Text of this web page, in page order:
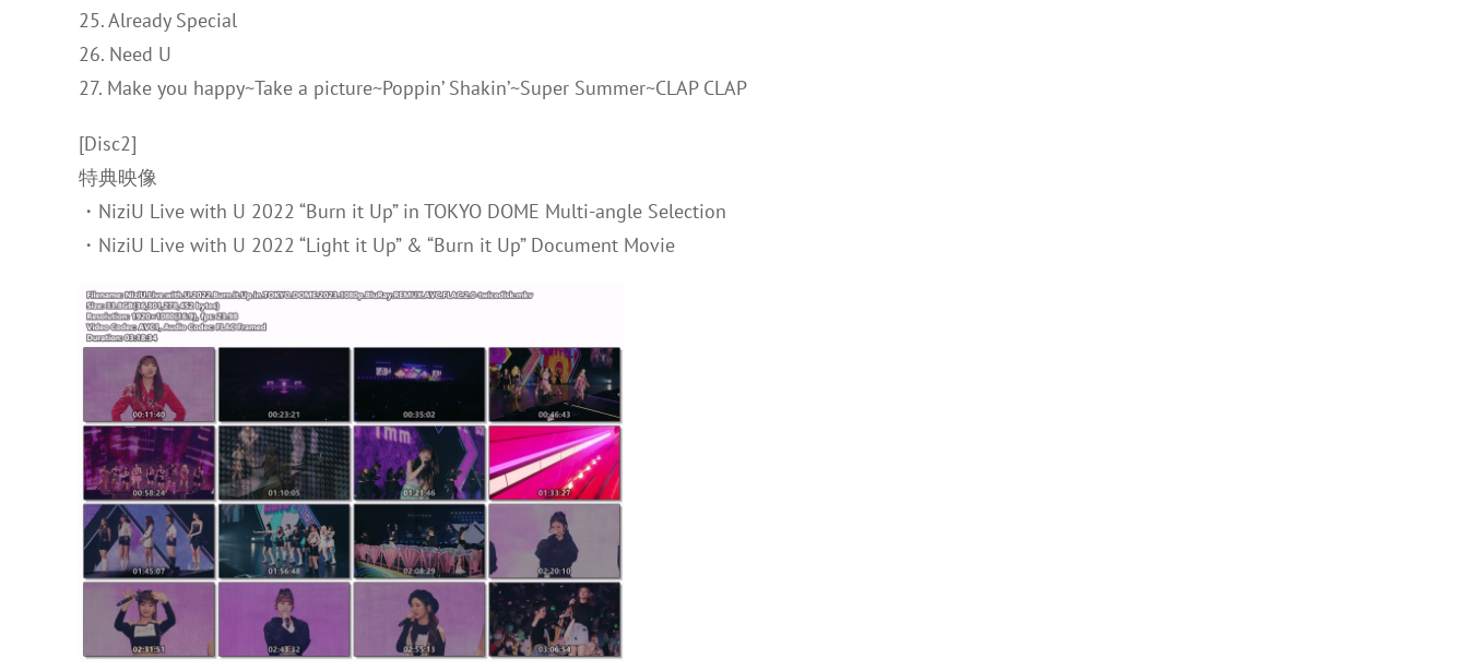
25. Already Special
26. Need U
27. Make you happy~Take a picture~Poppin’ Shakin’~Super Summer~CLAP CLAP
[Disc2]
特典映像
・NiziU Live with U 2022 “Burn it Up” in TOKYO DOME Multi-angle Selection
・NiziU Live with U 2022 “Light it Up” & “Burn it Up” Document Movie